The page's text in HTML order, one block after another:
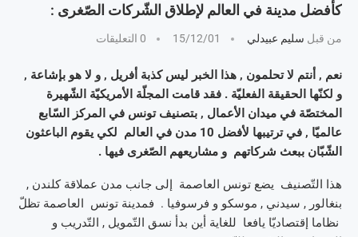
كأفضل مدينة في العالم لإطلاق الشّركات الصّغرى :
من قبل سليم عبيدلي 15/12/01 0 التعليقات
نعم , أنتم لا تحلمون , هذا الخبر ليس كذبة أفريل , و لا هو بإشاعة ,
و لكنّها الحقيقة الفعليّة . فقد قامت المجلّة الأمريكيّة الشّهيرة
المختصّة في ميدان الأعمال , بتصنيف تونس في المركز السّابع
عالميّا , في ترتيبها لأفضل 10 مدن في العالم لكي يقوم الباعثون
الشّبّان ببعث شركاتهم و مشاريعهم الصّغرى فيها .
هذا التّصنيف يضع تونس العاصمة إلى جانب مدن عملاقة كلندن ,
بنغالور , سيدني , موسكو و فرسوفيا . فمدينة تونس العاصمة تظلّ
نظاما إقتصاديّا يافعا للغاية أين بدأ نسق التّمويل , التّدريب و